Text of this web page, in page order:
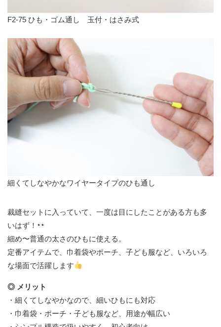
F2-75 ひも・ゴム通し 玉付・はさみ式
細くてしなやかなワイヤータイプのひも通し
裁縫セットに入っていて、一度は目にしたことがある方も多
いはず！
細め〜普通の太さのひもに使える。
定番アイテムで、巾着袋やポーチ、子ども服など、いろいろ
な場面で活躍します
◎ メリット
・細くてしなやかなので、細いひもにも対応
・巾着袋・ポーチ・子ども服など、用途が幅広い